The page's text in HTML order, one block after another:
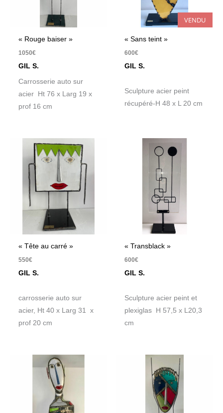
« Rouge baiser »
1050€
GIL S.
Carrosserie auto sur
acier Ht 76 x Larg 19 x
prof 16 cm
VENDU
« Sans teint »
600€
GIL S.
Sculpture acier peint
récupéré-H 48 x L 20 cm
« Tête au carré »
550€
GIL S.
carrosserie auto sur
acier, Ht 40 x Larg 31 x
prof 20 cm
« Transblack »
600€
GIL S.
Sculpture acier peint et
plexiglas H 57,5 x L20,3
cm